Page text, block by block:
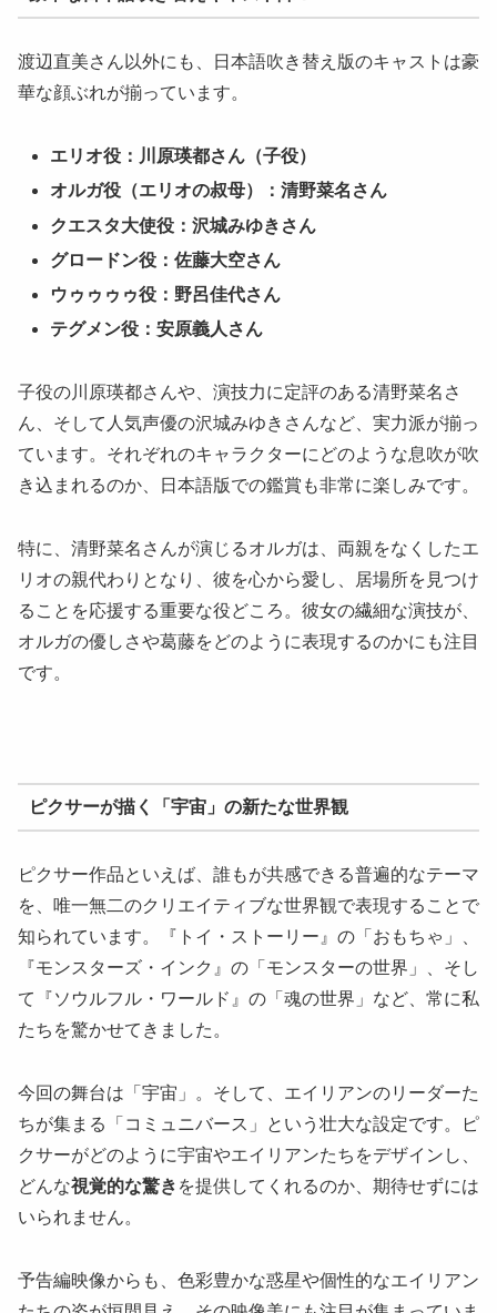
渡辺直美さん以外にも、日本語吹き替え版のキャストは豪
華な顔ぶれが揃っています。
エリオ役：川原瑛都さん（子役）
オルガ役（エリオの叔母）：清野菜名さん
クエスタ大使役：沢城みゆきさん
グロードン役：佐藤大空さん
ウゥゥゥゥ役：野呂佳代さん
テグメン役：安原義人さん
子役の川原瑛都さんや、演技力に定評のある清野菜名さ
ん、そして人気声優の沢城みゆきさんなど、実力派が揃っ
ています。それぞれのキャラクターにどのような息吹が吹
き込まれるのか、日本語版での鑑賞も非常に楽しみです。
特に、清野菜名さんが演じるオルガは、両親をなくしたエ
リオの親代わりとなり、彼を心から愛し、居場所を見つけ
ることを応援する重要な役どころ。彼女の繊細な演技が、
オルガの優しさや葛藤をどのように表現するのかにも注目
です。
ピクサーが描く「宇宙」の新たな世界観
ピクサー作品といえば、誰もが共感できる普遍的なテーマ
を、唯一無二のクリエイティブな世界観で表現することで
知られています。『トイ・ストーリー』の「おもちゃ」、
『モンスターズ・インク』の「モンスターの世界」、そし
て『ソウルフル・ワールド』の「魂の世界」など、常に私
たちを驚かせてきました。
今回の舞台は「宇宙」。そして、エイリアンのリーダーた
ちが集まる「コミュニバース」という壮大な設定です。ピ
クサーがどのように宇宙やエイリアンたちをデザインし、
どんな視覚的な驚き を提供してくれるのか、期待せずには
いられません。
予告編映像からも、色彩豊かな惑星や個性的なエイリアン